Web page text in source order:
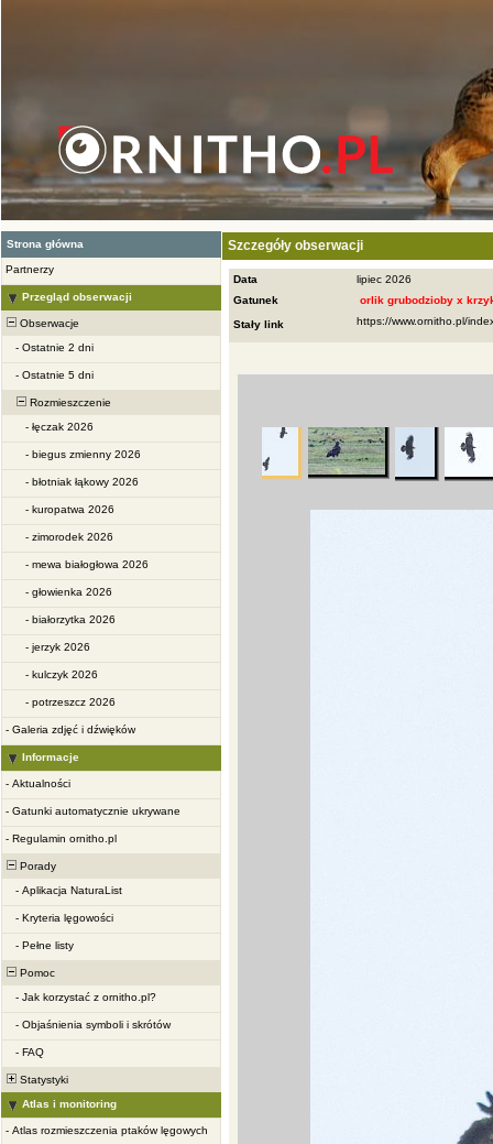
Strona główna
Partnerzy
Przegląd obserwacji
Obserwacje
- Ostatnie 2 dni
- Ostatnie 5 dni
Rozmieszczenie
- łęczak 2026
- biegus zmienny 2026
- błotniak łąkowy 2026
- kuropatwa 2026
- zimorodek 2026
- mewa białogłowa 2026
- głowienka 2026
- białorzytka 2026
- jerzyk 2026
- kulczyk 2026
- potrzeszcz 2026
- Galeria zdjęć i dźwięków
Informacje
- Aktualności
- Gatunki automatycznie ukrywane
- Regulamin ornitho.pl
Porady
- Aplikacja NaturaList
- Kryteria lęgowości
- Pełne listy
Pomoc
- Jak korzystać z ornitho.pl?
- Objaśnienia symboli i skrótów
- FAQ
Statystyki
Atlas i monitoring
- Atlas rozmieszczenia ptaków lęgowych
Szczegóły obserwacji
Data
lipiec 2026
Gatunek
orlik grubodzioby x
Stały link